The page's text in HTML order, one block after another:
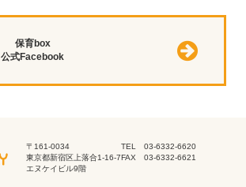
保育box
公式Facebook
〒161-0034
東京都新宿区上落合1-16-7
エヌケイビル9階
TEL 03-6332-6620
FAX 03-6332-6621